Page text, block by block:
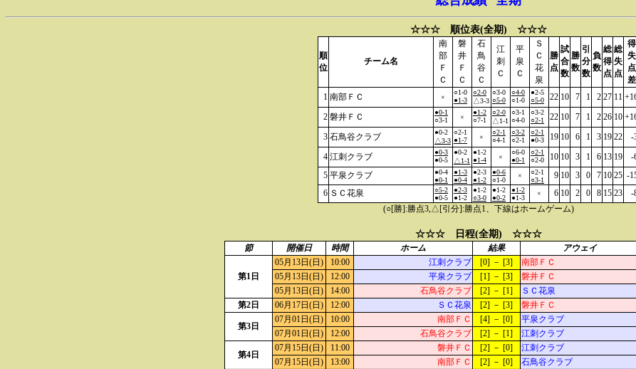
☆☆☆ 順位表(全期) ☆☆☆
順
位
チーム名
南
部
Ｆ
Ｃ
磐
井
Ｆ
Ｃ
石
鳥
谷
Ｃ
江
刺
Ｃ
平
泉
Ｃ
Ｓ
Ｃ
花
泉
勝
点
試
合
数
勝
数
引
分
数
負
数
総
得
点
総
失
点
得
失
点
差
1 南部ＦＣ ×
○1-0
●1-3
○2-0
△3-3
○3-0
○5-0
○4-0
○1-0
●2-5
○5-0
22 10 7 1 2 27 11
2 磐井ＦＣ
●0-1
○3-1
×
●1-2
○7-1
○2-0
△1-1
○3-1
○4-0
○3-2
○2-1
22 10 7 1 2 26 10
3 石鳥谷クラブ
●0-2
△3-3
○2-1
●1-7
×
○2-1
○4-1
○3-2
○2-1
○2-1
●0-3
19 10 6 1 3 19 22
-
4 江刺クラブ
●0-3
●0-5
●0-2
△1-1
●1-2
●1-4
×
○6-0
●0-1
○2-1
○2-0
10 10 3 1 6 13 19
-
5 平泉クラブ
●0-4
●0-1
●1-3
●0-4
●2-3
●1-2
●0-6
○1-0
×
○2-1
○3-1
9 10 3 0 7 10 25 -
6 ＳＣ花泉
○5-2
●0-5
●2-3
●1-2
●1-2
○3-0
●1-2
●0-2
●1-2
●1-3
× 6 10 2 0 8 15 23
-
(○[勝]:勝点3,△[引分]:勝点1、下線はホームゲーム)
☆☆☆ 日程(全期) ☆☆☆
節 開催日 時間 ホーム 結果 アウェイ
第1日
05月13日(日) 10:00 江刺クラブ [0] － [3] 南部ＦＣ
05月13日(日)
12:00 平泉クラブ [1] － [3] 磐井ＦＣ
05月13日(日)
14:00 石鳥谷クラブ [2] － [1] ＳＣ花泉
第2日
06月17日(日) 12:00 ＳＣ花泉 [2] － [3] 磐井ＦＣ
第3日
07月01日(日) 10:00 南部ＦＣ [4] － [0] 平泉クラブ
07月01日(日)
12:00 石鳥谷クラブ [2] － [1] 江刺クラブ
第4日
07月15日(日) 11:00 磐井ＦＣ [2] － [0] 江刺クラブ
07月15日(日)
13:00 南部ＦＣ [2] － [0] 石鳥谷クラブ